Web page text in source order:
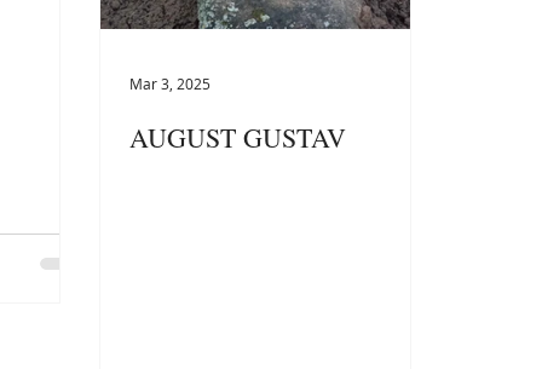
AUGUST GUSTAV
Mar 3, 2025